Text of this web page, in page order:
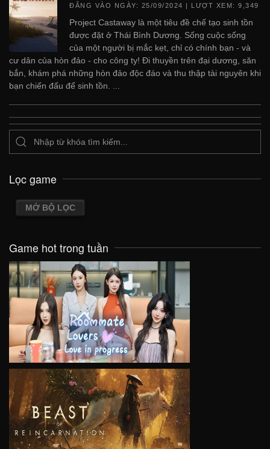
ĐĂNG VÀO NGÀY: 25/09/2024 | LƯỢT XEM: 9,349
Project Castaway là một tiêu đề chế tạo sinh tồn
được đặt ở Thái Bình Dương. Sống cuộc sống
của một người bị mắc kẹt, chỉ có chính bạn - và
cư dân của hòn đảo - cho công ty! Đi thuyền trên đại dương, săn
bắn, khám phá những hòn đảo độc đáo và thu thập tài nguyên khi
bạn chiến đấu để sinh tồn. ...
Lọc game
MỞ BỘ LỌC
Game hot trong tuần
VIEW
VIEW